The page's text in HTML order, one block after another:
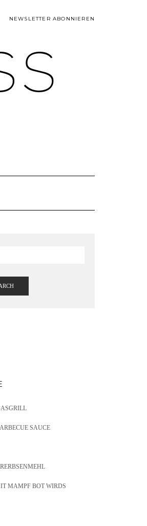
NEWSLETTER ABONNIEREN
SAUCE
MAMPF BOT WIRDS